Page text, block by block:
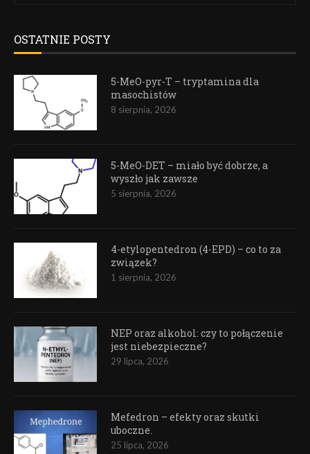
OSTATNIE POSTY
5-MeO-pyr-T – tryptamina dla
masochistów
8 sierpnia, 2026
5-MeO-DET – miało być dobrze, a
wyszło jak zawsze
5 sierpnia, 2026
4-etylopentedron (4-EPD) – co to za
związek?
1 sierpnia, 2026
NEP oraz alkohol: czy to połączenie
jest niebezpieczne?
29 lipca, 2026
Mefedron – efekty oraz skutki
uboczne.
25 lipca, 2026